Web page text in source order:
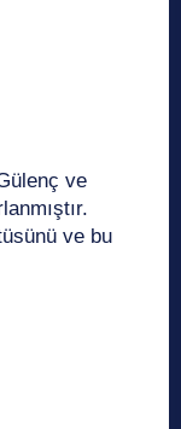
ve
ve bu